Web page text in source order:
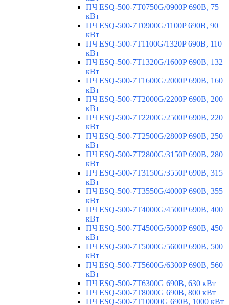
ПЧ ESQ-500-7T0750G/0900P 690В, 75
кВт
ПЧ ESQ-500-7T0900G/1100P 690В, 90
кВт
ПЧ ESQ-500-7T1100G/1320P 690В, 110
кВт
ПЧ ESQ-500-7T1320G/1600P 690В, 132
кВт
ПЧ ESQ-500-7T1600G/2000P 690В, 160
кВт
ПЧ ESQ-500-7T2000G/2200P 690В, 200
кВт
ПЧ ESQ-500-7T2200G/2500P 690В, 220
кВт
ПЧ ESQ-500-7T2500G/2800P 690В, 250
кВт
ПЧ ESQ-500-7T2800G/3150P 690В, 280
кВт
ПЧ ESQ-500-7T3150G/3550P 690В, 315
кВт
ПЧ ESQ-500-7T3550G/4000P 690В, 355
кВт
ПЧ ESQ-500-7T4000G/4500P 690В, 400
кВт
ПЧ ESQ-500-7T4500G/5000P 690В, 450
кВт
ПЧ ESQ-500-7T5000G/5600P 690В, 500
кВт
ПЧ ESQ-500-7T5600G/6300P 690В, 560
кВт
ПЧ ESQ-500-7T6300G 690В, 630 кВт
ПЧ ESQ-500-7T8000G 690В, 800 кВт
ПЧ ESQ-500-7T10000G 690В, 1000 кВт